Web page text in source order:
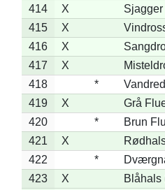
414
X
415
X
416
X
417
X
418
*
419
X
Grå
420
*
Brun
421
X
422
*
423
X
Blåhals